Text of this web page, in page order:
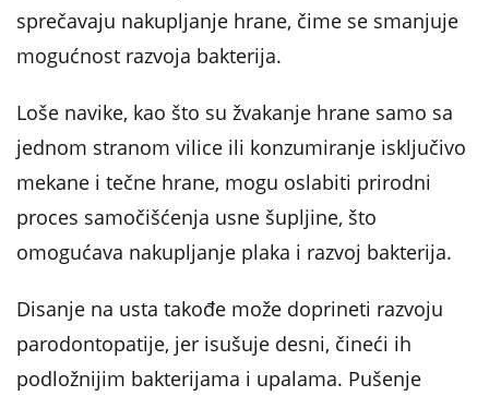
sprečavaju nakupljanje hrane, čime se smanjuje
mogućnost razvoja bakterija.
Loše navike, kao što su žvakanje hrane samo sa
jednom stranom vilice ili konzumiranje isključivo
mekane i tečne hrane, mogu oslabiti prirodni
proces samočišćenja usne šupljine, što
omogućava nakupljanje plaka i razvoj bakterija.
Disanje na usta takođe može doprineti razvoju
parodontopatije, jer isušuje desni, čineći ih
podložnijim bakterijama i upalama. Pušenje